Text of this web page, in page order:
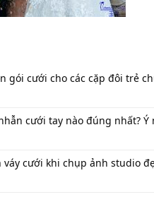
gói cưới cho các cặp đôi trẻ
cưới tay nào đúng nhất​? Ý
váy cưới khi chụp ảnh studio